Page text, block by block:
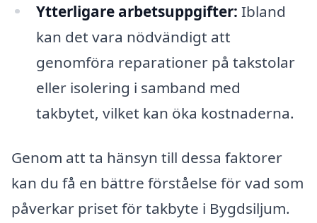
Ytterligare arbetsuppgifter: Ibland
kan det vara nödvändigt att
genomföra reparationer på takstolar
eller isolering i samband med
takbytet, vilket kan öka kostnaderna.
Genom att ta hänsyn till dessa faktorer
kan du få en bättre förståelse för vad som
påverkar priset för takbyte i Bygdsiljum.